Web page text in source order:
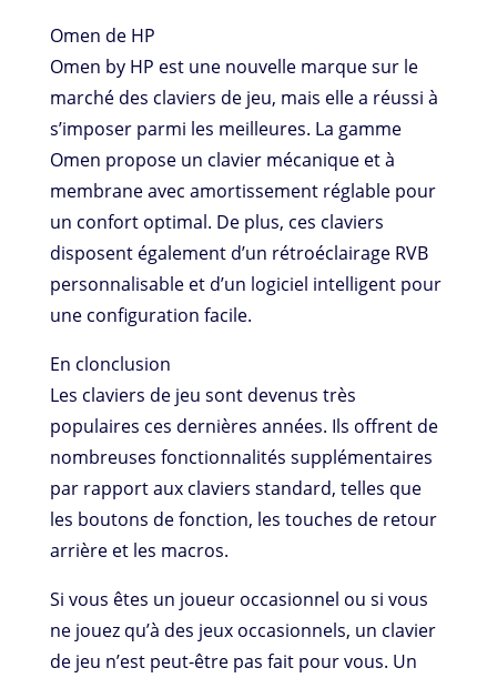
Omen de HP
Omen by HP est une nouvelle marque sur le
marché des claviers de jeu, mais elle a réussi à
s’imposer parmi les meilleures. La gamme
Omen propose un clavier mécanique et à
membrane avec amortissement réglable pour
un confort optimal. De plus, ces claviers
disposent également d’un rétroéclairage RVB
personnalisable et d’un logiciel intelligent pour
une configuration facile.
En clonclusion
Les claviers de jeu sont devenus très
populaires ces dernières années. Ils offrent de
nombreuses fonctionnalités supplémentaires
par rapport aux claviers standard, telles que
les boutons de fonction, les touches de retour
arrière et les macros.
Si vous êtes un joueur occasionnel ou si vous
ne jouez qu’à des jeux occasionnels, un clavier
de jeu n’est peut-être pas fait pour vous. Un